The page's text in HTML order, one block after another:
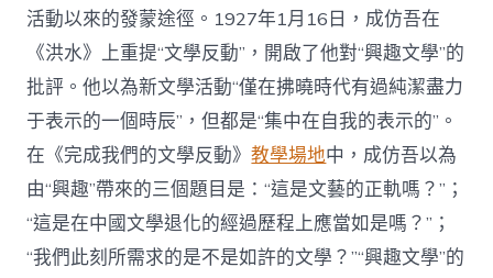
活動以來的發蒙途徑。1927年1月16日，成仿吾在
《洪水》上重提“文學反動”，開啟了他對“興趣文學”的
批評。他以為新文學活動“僅在拂曉時代有過純潔盡力
于表示的一個時辰”，但都是“集中在自我的表示的”。
在《完成我們的文學反動》教學場地中，成仿吾以為
由“興趣”帶來的三個題目是：“這是文藝的正軌嗎？”；
“這是在中國文學退化的經過歷程上應當如是嗎？”；
“我們此刻所需求的是不是如許的文學？”“興趣文學”的